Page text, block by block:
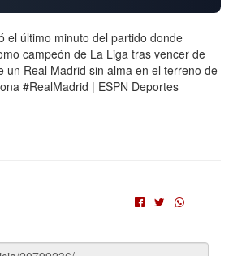
el último minuto del partido donde
campeón de La Liga tras vencer de
un Real Madrid sin alma en el terreno de
#RealMadrid | ESPN Deportes